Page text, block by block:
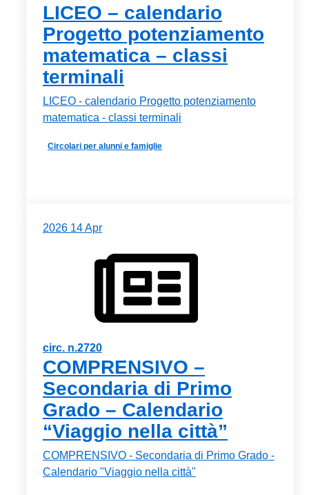
LICEO – calendario
Progetto potenziamento
matematica – classi
terminali
LICEO - calendario Progetto potenziamento
matematica - classi terminali
Circolari per alunni e famiglie
2026 14Apr
circ. n.2720
COMPRENSIVO –
Secondaria di Primo
Grado – Calendario
“Viaggio nella città”
COMPRENSIVO - Secondaria di Primo Grado -
Calendario "Viaggio nella città"